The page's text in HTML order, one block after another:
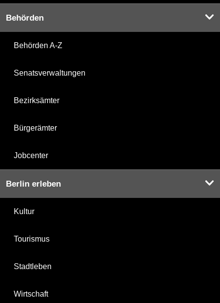
Behörden
Behörden A-Z
Senatsverwaltungen
Bezirksämter
Bürgerämter
Jobcenter
Berlin erleben
Kultur
Tourismus
Stadtleben
Wirtschaft